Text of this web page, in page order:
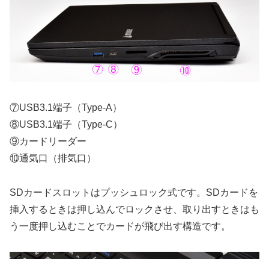
⑦USB3.1端子（Type-A）
⑧USB3.1端子（Type-C）
⑨カードリーダー
⑩通気口（排気口）
SDカードスロットはプッシュロック式です。SDカードを
挿入するときは押し込んでロックさせ、取り出すときはも
う一度押し込むことでカードが飛び出す構造です。